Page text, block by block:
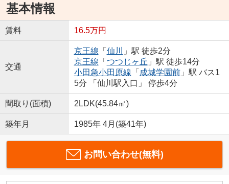
基本情報
賃料 16.5万円
交通
京王線 「 仙川
」駅 徒歩2分
京王線 「 つつじヶ丘 」駅 徒歩14分
小田急小田原線 「 成城学園前」駅 バス1
5分 「仙川駅入口」 停歩4分
間取り(面積) 2LDK(45.84㎡)
築年月 1985年 4月(築41年)
お問い合わせ(無料)